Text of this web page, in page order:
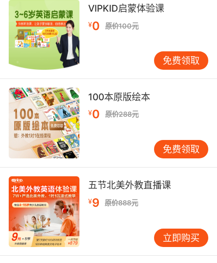
深度讨论需要搭建思维支架。斯坦福大学阅读实
验室研发的"双维度讨论模型"，建议从"文本证
据"和"个人经验"两个角度展开。在《The Very
Hungry Caterpillar》共读时，外教既会要求孩
子找出证明毛毛虫吃水果的原文依据，也会引导
联系生活中"制定计划"的经历。这种训练使孩子
的推理论证能力提高37%，据VIPKID学习行为分
析报告。
三、元认知培养：阅读策略的自主运用
优秀阅读者具备双重视角——既能沉浸文本又能
监控理解过程。加州大学认知科学系开发的"阅读
读轨迹。VIPKID课程中的"阅读地图绘制"环节，
要求孩子用不同颜色标注故事要素：绿色标情节
发展，蓝色注人物特征，红色记疑难问题。数据
显示，持续训练的儿童，阅读复盘能力提升
68%。
预测与验证是高级阅读策略。牛津大学Literacy
VIPKID启蒙体验课
¥0 原价100元
免费领取
100本原版绘本
¥0 原价288元
免费领取
五节北美外教直播课
¥9 原价888元
立即购买